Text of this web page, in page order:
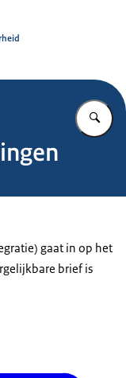
gaat in op het
brief is